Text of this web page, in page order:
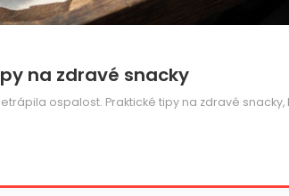
na zdravé snacky
ospalost. Praktické tipy na zdravé